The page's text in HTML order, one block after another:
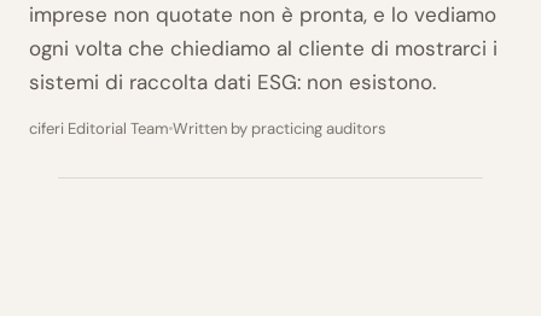
imprese non quotate non è pronta, e lo vediamo
ogni volta che chiediamo al cliente di mostrarci i
sistemi di raccolta dati ESG: non esistono.
ciferi Editorial Team Written by practicing auditors